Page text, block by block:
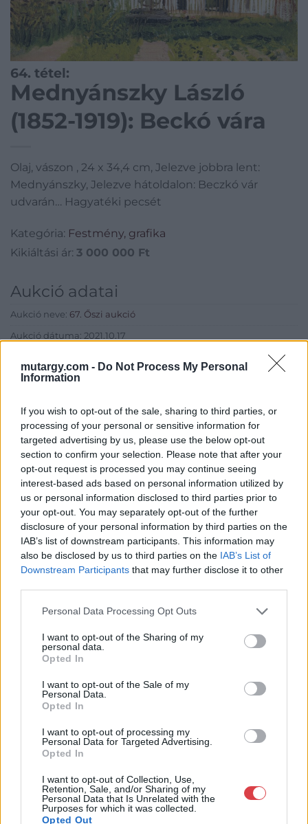
mutargy.com - Do Not Process My Personal
Information
If you wish to opt-out of the sale, sharing to third parties, or
processing of your personal or sensitive information for
targeted advertising by us, please use the below opt-out
section to confirm your selection. Please note that after your
opt-out request is processed you may continue seeing
interest-based ads based on personal information utilized by
us or personal information disclosed to third parties prior to
your opt-out. You may separately opt-out of the further
disclosure of your personal information by third parties on the
IAB’s list of downstream participants. This information may
also be disclosed by us to third parties on the IAB’s List of
Downstream Participants that may further disclose it to other
Personal Data Processing Opt Outs
I want to opt-out of the Sharing of my
personal data.
Opted In
I want to opt-out of the Sale of my
Personal Data.
Opted In
I want to opt-out of processing my
Personal Data for Targeted Advertising.
Opted In
I want to opt-out of Collection, Use,
Retention, Sale, and/or Sharing of my
Personal Data that Is Unrelated with the
Purposes for which it was collected.
Opted Out
64. tétel:
Mednyánszky László
(1852-1919): Beckó vára
Olaj, vászon , 24 x 34,4 cm, Jelezve jobbra lent:
Mednyánszky, Jelezve hátoldalon: Beczkó vár
udvarán… Hagyatéki pecsét
Kategória: Festmény, grafika
Kikiáltási ár: 3 000 000 Ft
Aukció adatai
Aukció neve: 67. Őszi aukció
Aukció dátuma: 2021.10.17
Aukció helye: Budapest Kongresszusi Központ
Eladó adatai
Eladó:Virág Judit Galéria
Cím: Nemes Zsófia
Mű-Terem Galéria Kft.
1055 Budapest, Falk Miksa u. 30
Telefon: 36-1-312-2071, 269-4681 269-4681
Weboldal:http://www.viragjuditgaleria.hu
Bemutatkozás: Kiemelkedő kvalitású 19. és 20. századi magyar
festészet és szecessziós Zsolnay kerámiák adás-vétele és
aukcionálása. Exkluzív aukciók évente 3 alkalommal.
GALÉRIA TOVÁBBI MŰTÁRGYAI
KAPCSOLÓDÓ MŰTÁRGYAK